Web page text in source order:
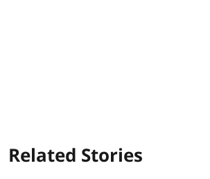
Related Stories